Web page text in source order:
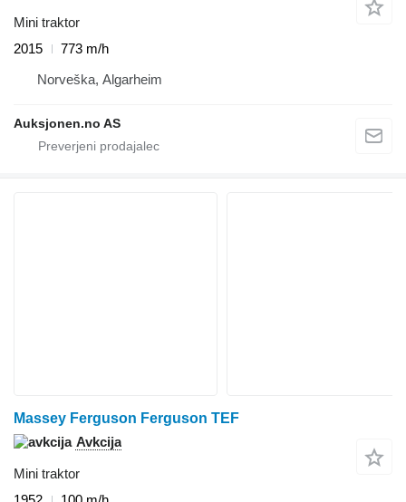
Mini traktor
2015
773 m/h
Norveška, Algarheim
Auksjonen.no AS
Massey Ferguson Ferguson TEF
Avkcija
Mini traktor